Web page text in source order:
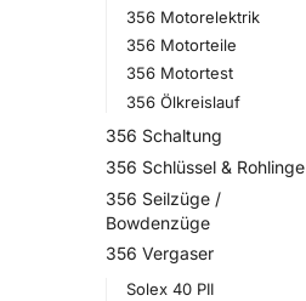
356 Motorelektrik
356 Motorteile
356 Motortest
356 Ölkreislauf
356 Schaltung
356 Schlüssel & Rohlinge
356 Seilzüge /
Bowdenzüge
356 Vergaser
Solex 40 PII